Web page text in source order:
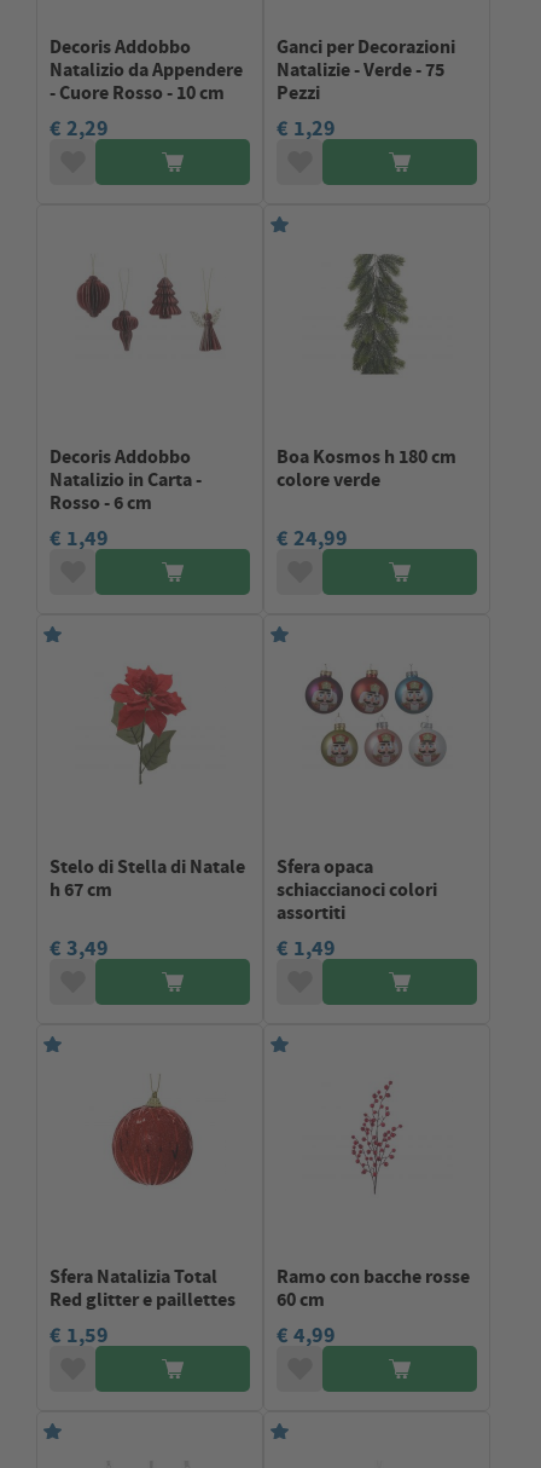
Decoris Addobbo
Natalizio da Appendere
- Cuore Rosso - 10 cm
€ 2,29
Ganci per Decorazioni
Natalizie - Verde - 75
Pezzi
€ 1,29
Decoris Addobbo
Natalizio in Carta -
Rosso - 6 cm
€ 1,49
Boa Kosmos h 180 cm
colore verde
€ 24,99
Stelo di Stella di Natale
h 67 cm
€ 3,49
Sfera opaca
schiaccianoci colori
assortiti
€ 1,49
Sfera Natalizia Total
Red glitter e paillettes
€ 1,59
Ramo con bacche rosse
60 cm
€ 4,99